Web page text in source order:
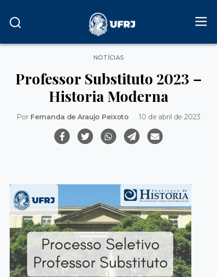
Categorias
NOTÍCIAS
Professor Substituto 2023 –
Historia Moderna
Por Fernanda de Araujo Peixoto 10 de abril de 2023